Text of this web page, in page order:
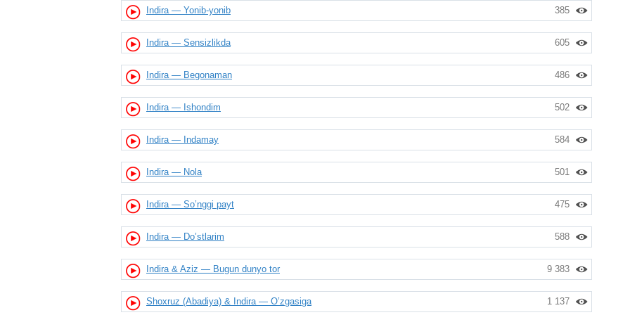
385
Indira — Yonib-yonib
605
Indira — Sensizlikda
486
Indira — Begonaman
502
Indira — Ishondim
584
Indira — Indamay
501
Indira — Nola
475
Indira — So’nggi payt
588
Indira — Do’stlarim
9 383
Indira & Aziz — Bugun dunyo tor
1 137
Shoxruz (Abadiya) & Indira — O’zgasiga